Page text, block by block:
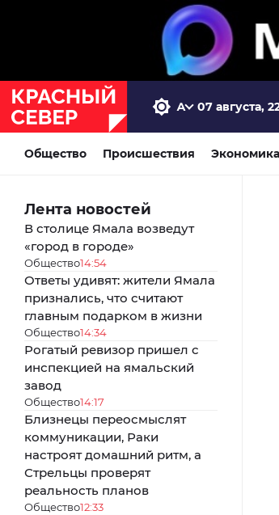
07 августа,
Общество Происшествия Экономика
Лента новостей
В столице Ямала возведут
«город в городе»
Общество14:54
Ответы удивят: жители Ямала
признались, что считают
главным подарком в жизни
Общество14:34
Рогатый ревизор пришел с
инспекцией на ямальский
завод
Общество14:17
Близнецы переосмыслят
коммуникации, Раки
настроят домашний ритм, а
Стрельцы проверят
реальность планов
Общество12:33